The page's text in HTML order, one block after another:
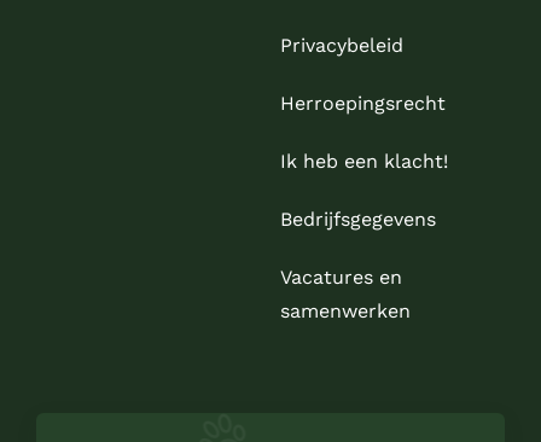
Privacybeleid
Herroepingsrecht
Ik heb een klacht!
Bedrijfsgegevens
Vacatures en
samenwerken